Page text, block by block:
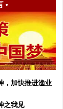
•
，加快推进渔业
之我见